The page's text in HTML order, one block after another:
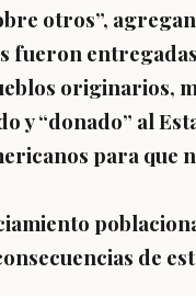
otros”,
fueron
originarios,
y “donado” al
para que
de